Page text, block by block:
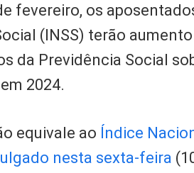
fevereiro, os
(INSS) terão
da Previdência Social
2024.
equivale ao Índice
nesta sexta-feira